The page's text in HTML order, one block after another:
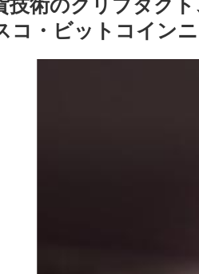
技術のクリプタク
コ・ビットコインニ